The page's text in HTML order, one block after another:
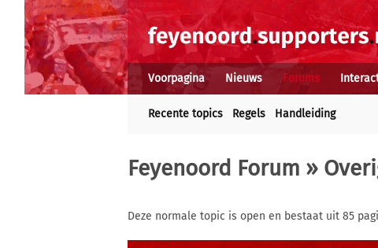
Voorpagina Nieuws Forums
Recente topics Regels Handleiding
Feyenoord Forum »
Deze normale topic is open en bestaat uit 85